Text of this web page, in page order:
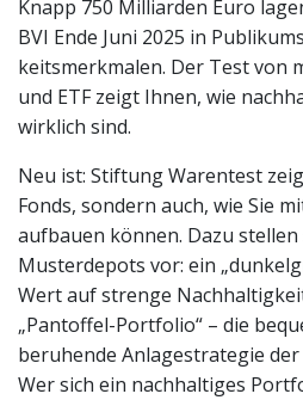
Knapp 750 Milliarden Euro
BVI Ende Juni 2025 in
keits­merkmalen. Der Test von
und ETF zeigt Ihnen, wie
wirk­lich sind.
Neu ist: Stiftung Warentest
Fonds, sondern auch, wie Sie
aufbauen können. Dazu
Musterdepots vor: ein
Wert auf strenge
„Pantoffel-Portfolio“ – die
beruhende Anla­gestrategie
Wer sich ein nach­haltiges